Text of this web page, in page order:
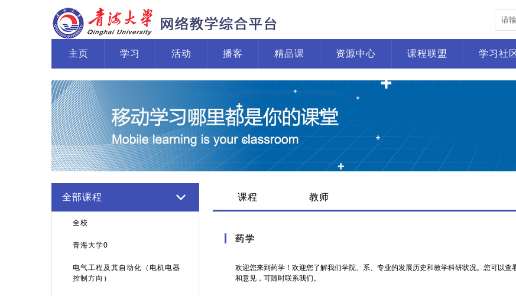
主页 学习 活动 播客 精品课 资源中心 课程联盟 学习社
全部课程
全校
青海大学0
电气工程及其自动化（电机电器
控制方向）
课程 教师
药学
欢迎您来到药学！欢迎您了解我们学院、系、专业的发展历史和教学科研状况。您可以
和意见，可随时联系我们。